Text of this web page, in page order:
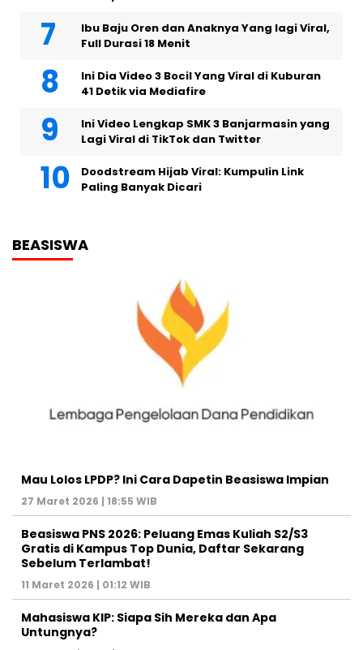
Ibu Baju Oren dan Anaknya Yang lagi Viral,
Full Durasi 18 Menit
Ini Dia Video 3 Bocil Yang Viral di Kuburan
41 Detik via Mediafire
Ini Video Lengkap SMK 3 Banjarmasin yang
Lagi Viral di TikTok dan Twitter
Doodstream Hijab Viral: Kumpulin Link
Paling Banyak Dicari
BEASISWA
Mau Lolos LPDP? Ini Cara Dapetin Beasiswa Impian
27 Maret 2026 | 18:55 WIB
Beasiswa PNS 2026: Peluang Emas Kuliah S2/S3
Gratis di Kampus Top Dunia, Daftar Sekarang
Sebelum Terlambat!
11 Maret 2026 | 01:12 WIB
Mahasiswa KIP: Siapa Sih Mereka dan Apa
Untungnya?